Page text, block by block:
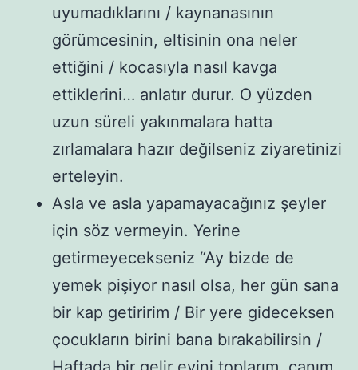
uyumadıklarını / kaynanasının
görümcesinin, eltisinin ona neler
ettiğini / kocasıyla nasıl kavga
ettiklerini… anlatır durur. O yüzden
uzun süreli yakınmalara hatta
zırlamalara hazır değilseniz ziyaretinizi
erteleyin.
Asla ve asla yapamayacağınız şeyler
için söz vermeyin. Yerine
getirmeyecekseniz “Ay bizde de
yemek pişiyor nasıl olsa, her gün sana
bir kap getiririm / Bir yere gideceksen
çocukların birini bana bırakabilirsin /